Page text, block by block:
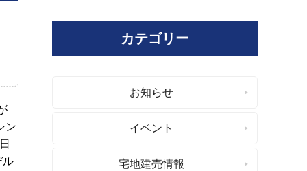
ン
ル
カテゴリー
お知らせ
イベント
宅地建売情報